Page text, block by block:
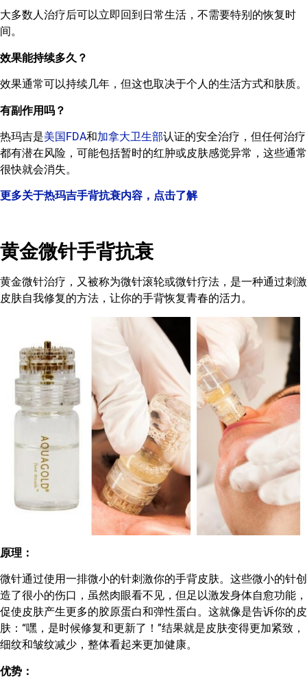
大多数人治疗后可以立即回到日常生活，不需要特别的恢复时
间。
效果能持续多久？
效果通常可以持续几年，但这也取决于个人的生活方式和肤质。
有副作用吗？
热玛吉是美国FDA和加拿大卫生部认证的安全治疗，但任何治疗
都有潜在风险，可能包括暂时的红肿或皮肤感觉异常，这些通常
很快就会消失。
更多关于热玛吉手背抗衰内容，点击了解
黄金微针手背抗衰
黄金微针治疗，又被称为微针滚轮或微针疗法，是一种通过刺激
皮肤自我修复的方法，让你的手背恢复青春的活力。
原理：
微针通过使用一排微小的针刺激你的手背皮肤。这些微小的针创
造了很小的伤口，虽然肉眼看不见，但足以激发身体自愈功能，
促使皮肤产生更多的胶原蛋白和弹性蛋白。这就像是告诉你的皮
肤：“嘿，是时候修复和更新了！”结果就是皮肤变得更加紧致，
细纹和皱纹减少，整体看起来更加健康。
优势：